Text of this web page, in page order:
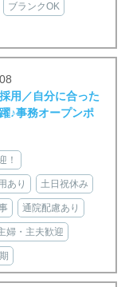
ブランクOK
用／自分に合った
♪事務オープンポ
！
あり 土日祝休み
通院配慮あり
婦・主夫歓迎